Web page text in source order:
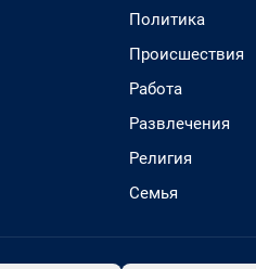
Политика
Происшествия
Работа
Развлечения
Религия
Семья